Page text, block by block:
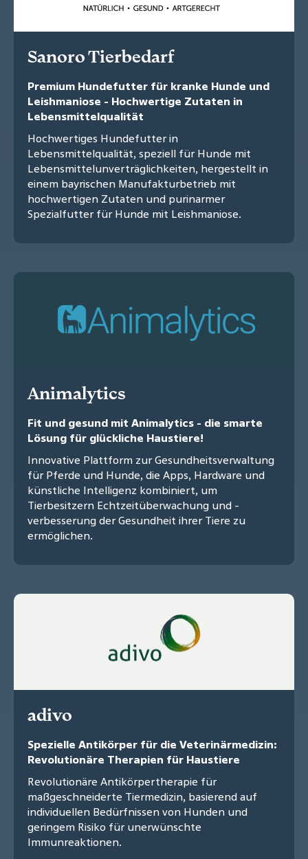
Sanoro Tierbedarf
Premium Hundefutter für kranke Hunde und
Leishmaniose - Hochwertige Zutaten in
Lebensmittelqualität
Hochwertiges Hundefutter in
Lebensmittelqualität, speziell für Hunde mit
Lebensmittelunverträglichkeiten, hergestellt in
einem bayrischen Manufakturbetrieb mit
hochwertigen Zutaten und purinarmer
Spezialfutter für Hunde mit Leishmaniose.
Animalytics
Fit und gesund mit Animalytics - die smarte
Lösung für glückliche Haustiere!
Innovative Plattform zur Gesundheitsverwaltung
für Pferde und Hunde, die Apps, Hardware und
künstliche Intelligenz kombiniert, um
Tierbesitzern Echtzeitüberwachung und -
verbesserung der Gesundheit ihrer Tiere zu
ermöglichen.
adivo
Spezielle Antikörper für die Veterinärmedizin:
Revolutionäre Therapien für Haustiere
Revolutionäre Antikörpertherapie für
maßgeschneiderte Tiermedizin, basierend auf
individuellen Bedürfnissen von Hunden und
geringem Risiko für unerwünschte
Immunreaktionen.